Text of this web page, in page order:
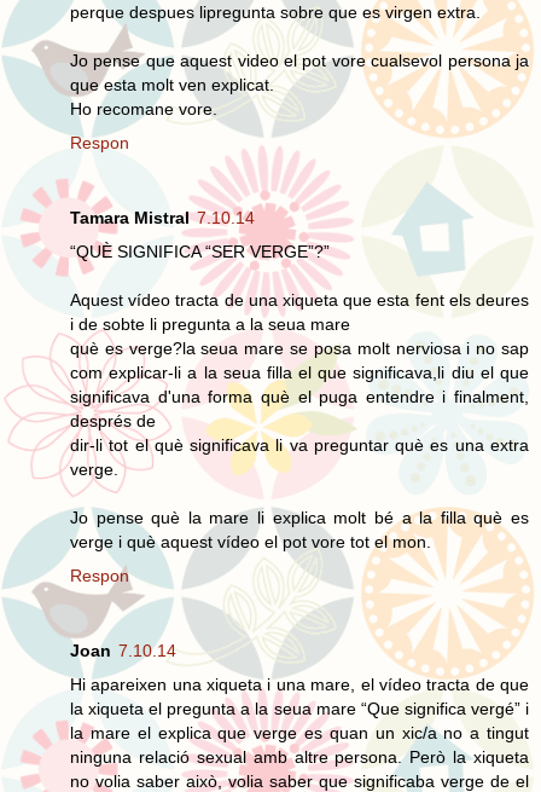
perque despues lipregunta sobre que es virgen extra.
Jo pense que aquest video el pot vore cualsevol persona ja
que esta molt ven explicat.
Ho recomane vore.
Respon
Tamara Mistral 7.10.14
“QUÈ SIGNIFICA “SER VERGE”?”
Aquest vídeo tracta de una xiqueta que esta fent els deures
i de sobte li pregunta a la seua mare
què es verge?la seua mare se posa molt nerviosa i no sap
com explicar-li a la seua filla el que significava,li diu el que
significava d'una forma què el puga entendre i finalment,
després de
dir-li tot el què significava li va preguntar què es una extra
verge.
Jo pense què la mare li explica molt bé a la filla què es
verge i què aquest vídeo el pot vore tot el mon.
Respon
Joan 7.10.14
Hi apareixen una xiqueta i una mare, el vídeo tracta de que
la xiqueta el pregunta a la seua mare “Que significa vergé” i
la mare el explica que verge es quan un xic/a no a tingut
ninguna relació sexual amb altre persona. Però la xiqueta
no volia saber això, volia saber que significaba verge de el